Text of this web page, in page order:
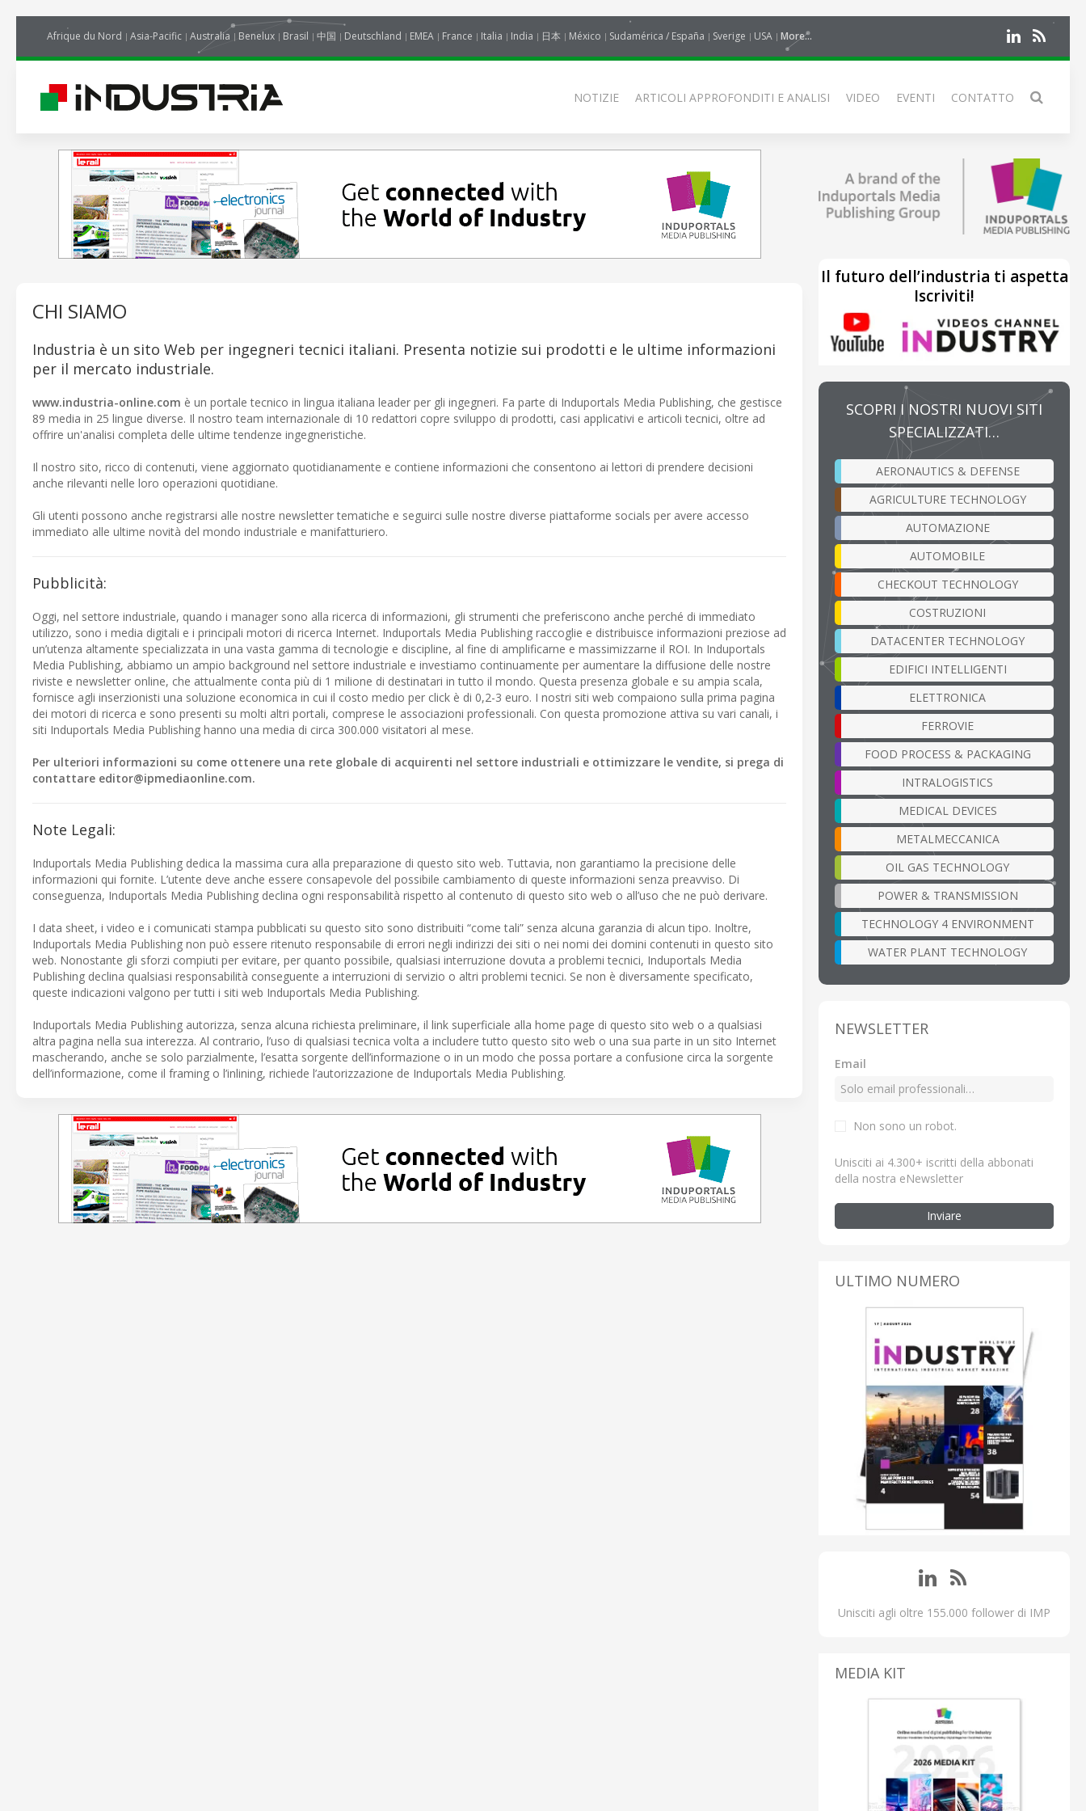
Afrique du Nord Asia-Pacific Australia Benelux Brasil 中国 Deutschland EMEA France Italia India 日本 México Sudamérica / España Sverige USA More...
NOTIZIE ARTICOLI APPROFONDITI E ANALISI VIDEO EVENTI CONTATTO
CHI SIAMO
Industria è un sito Web per ingegneri tecnici italiani. Presenta notizie sui prodotti e le ultime informazioni
per il mercato industriale.
www.industria-online.com è un portale tecnico in lingua italiana leader per gli ingegneri. Fa parte di Induportals Media Publishing, che gestisce
89 media in 25 lingue diverse. Il nostro team internazionale di 10 redattori copre sviluppo di prodotti, casi applicativi e articoli tecnici, oltre ad
offrire un'analisi completa delle ultime tendenze ingegneristiche.
Il nostro sito, ricco di contenuti, viene aggiornato quotidianamente e contiene informazioni che consentono ai lettori di prendere decisioni
anche rilevanti nelle loro operazioni quotidiane.
Gli utenti possono anche registrarsi alle nostre newsletter tematiche e seguirci sulle nostre diverse piattaforme socials per avere accesso
immediato alle ultime novità del mondo industriale e manifatturiero.
Pubblicità:
Oggi, nel settore industriale, quando i manager sono alla ricerca di informazioni, gli strumenti che preferiscono anche perché di immediato
utilizzo, sono i media digitali e i principali motori di ricerca Internet. Induportals Media Publishing raccoglie e distribuisce informazioni preziose ad
un’utenza altamente specializzata in una vasta gamma di tecnologie e discipline, al fine di amplificarne e massimizzarne il ROI. In Induportals
Media Publishing, abbiamo un ampio background nel settore industriale e investiamo continuamente per aumentare la diffusione delle nostre
riviste e newsletter online, che attualmente conta più di 1 milione di destinatari in tutto il mondo. Questa presenza globale e su ampia scala,
fornisce agli inserzionisti una soluzione economica in cui il costo medio per click è di 0,2-3 euro. I nostri siti web compaiono sulla prima pagina
dei motori di ricerca e sono presenti su molti altri portali, comprese le associazioni professionali. Con questa promozione attiva su vari canali, i
siti Induportals Media Publishing hanno una media di circa 300.000 visitatori al mese.
Per ulteriori informazioni su come ottenere una rete globale di acquirenti nel settore industriali e ottimizzare le vendite, si prega di
contattare editor@ipmediaonline.com.
Note Legali:
Induportals Media Publishing dedica la massima cura alla preparazione di questo sito web. Tuttavia, non garantiamo la precisione delle
informazioni qui fornite. L’utente deve anche essere consapevole del possibile cambiamento di queste informazioni senza preavviso. Di
conseguenza, Induportals Media Publishing declina ogni responsabilità rispetto al contenuto di questo sito web o all’uso che ne può derivare.
I data sheet, i video e i comunicati stampa pubblicati su questo sito sono distribuiti “come tali” senza alcuna garanzia di alcun tipo. Inoltre,
Induportals Media Publishing non può essere ritenuto responsabile di errori negli indirizzi dei siti o nei nomi dei domini contenuti in questo sito
web. Nonostante gli sforzi compiuti per evitare, per quanto possibile, qualsiasi interruzione dovuta a problemi tecnici, Induportals Media
Publishing declina qualsiasi responsabilità conseguente a interruzioni di servizio o altri problemi tecnici. Se non è diversamente specificato,
queste indicazioni valgono per tutti i siti web Induportals Media Publishing.
Induportals Media Publishing autorizza, senza alcuna richiesta preliminare, il link superficiale alla home page di questo sito web o a qualsiasi
altra pagina nella sua interezza. Al contrario, l’uso di qualsiasi tecnica volta a includere tutto questo sito web o una sua parte in un sito Internet
mascherando, anche se solo parzialmente, l’esatta sorgente dell’informazione o in un modo che possa portare a confusione circa la sorgente
dell’informazione, come il framing o l’inlining, richiede l’autorizzazione de Induportals Media Publishing.
Il futuro dell’industria ti aspetta
Iscriviti!
SCOPRI I NOSTRI NUOVI SITI
SPECIALIZZATI…
AERONAUTICS & DEFENSE
AGRICULTURE TECHNOLOGY
AUTOMAZIONE
AUTOMOBILE
CHECKOUT TECHNOLOGY
COSTRUZIONI
DATACENTER TECHNOLOGY
EDIFICI INTELLIGENTI
ELETTRONICA
FERROVIE
FOOD PROCESS & PACKAGING
INTRALOGISTICS
MEDICAL DEVICES
METALMECCANICA
OIL GAS TECHNOLOGY
POWER & TRANSMISSION
TECHNOLOGY 4 ENVIRONMENT
WATER PLANT TECHNOLOGY
NEWSLETTER
Email
Non sono un robot.
Unisciti ai 4.300+ iscritti della abbonati
della nostra eNewsletter
Inviare
ULTIMO NUMERO
Unisciti agli oltre 155.000 follower di IMP
MEDIA KIT